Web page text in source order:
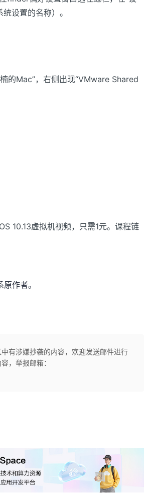
设置的名称）。
的Mac”，右侧出现“VMware Shared
10.13虚拟机视频，只需1元。课程链
作者。
有涉嫌抄袭的内容，欢迎发送邮件进行
，举报邮箱：